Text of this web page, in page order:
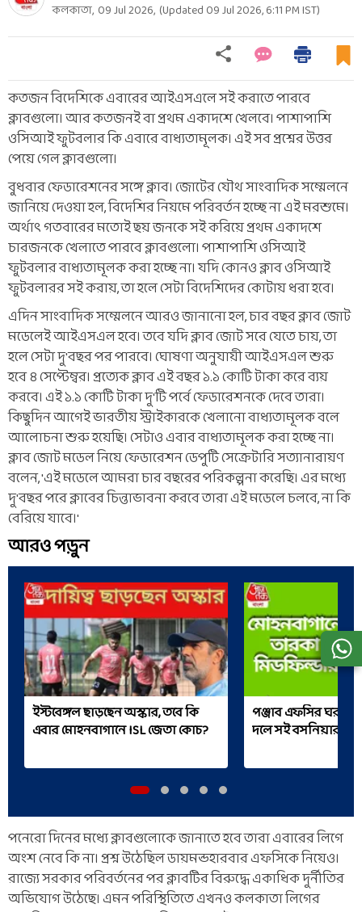
কলকাতা, 09 Jul 2026, (Updated 09 Jul 2026, 6:11 PMIST)
কতজন বিদেশিকে এবারের আইএসএলে সই করাতে পারবে
ক্লাবগুলো। আর কতজনই বা প্রথম একাদশে খেলবে। পাশাপাশি
ওসিআই ফুটবলার কি এবারে বাধ্যতামূলক। এই সব প্রশ্নের উত্তর
পেয়ে গেল ক্লাবগুলো।
বুধবার ফেডারেশনের সঙ্গে ক্লাব। জোটের যৌথ সাংবাদিক সম্মেলনে
জানিয়ে দেওয়া হল, বিদেশির নিয়মে পরিবর্তন হচ্ছে না এই মরশুমে।
অর্থাৎ গতবারের মতোই ছয় জনকে সই করিয়ে প্রথম একাদশে
চারজনকে খেলাতে পারবে ক্লাবগুলো। পাশাপাশি ওসিআই
ফুটবলার বাধ্যতামূলক করা হচ্ছে না। যদি কোনও ক্লাব ওসিআই
ফুটবলারর সই করায়, তা হলে সেটা বিদেশিদের কোটায় ধরা হবে।
এদিন সাংবাদিক সম্মেলনে আরও জানানো হল, চার বছর ক্লাব জোট
মডেলেই আইএসএল হবে। তবে যদি ক্লাব জোট সরে যেতে চায়, তা
হলে সেটা দু'বছর পর পারবে। ঘোষণা অনুযায়ী আইএসএল শুরু
হবে ৪ সেপ্টেম্বর। প্রত্যেক ক্লাব এই বছর ১.১ কোটি টাকা করে ব্যয়
করবে। এই ১.১ কোটি টাকা দু'টি পর্বে ফেডারেশনকে দেবে তারা।
কিছুদিন আগেই ভারতীয় স্ট্রাইকারকে খেলানো বাধ্যতামূলক বলে
আলোচনা শুরু হয়েছি। সেটাও এবার বাধ্যতামূলক করা হচ্ছে না।
ক্লাব জোট মডেল নিয়ে ফেডারেশন ডেপুটি সেক্রেটারি সত্যানারায়ণ
বলেন, 'এই মডেলে আমরা চার বছরের পরিকল্পনা করেছি। এর মধ্যে
দু'বছর পরে ক্লাবের চিন্তাভাবনা করবে তারা এই মডেলে চলবে, না কি
বেরিয়ে যাবে।'
আরও পড়ুন
ইস্টবেঙ্গল ছাড়ছেন অস্কার, তবে কি
এবার মোহনবাগানে ISL জেতা কোচ?
পঞ্জাব এফসির ঘর
দলে সই বসনিয়ার
পনেরো দিনের মধ্যে ক্লাবগুলোকে জানাতে হবে তারা এবারের লিগে
অংশ নেবে কি না। প্রশ্ন উঠেছিল ডায়মন্ডহারবার এফসিকে নিয়েও।
রাজ্যে সরকার পরিবর্তনের পর ক্লাবটির বিরুদ্ধে একাধিক দুর্নীতির
অভিযোগ উঠেছে। এমন পরিস্থিতিতে এখনও কলকাতা লিগের